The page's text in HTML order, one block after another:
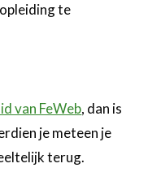
te
van FeWeb, dan is
je meteen je
terug.